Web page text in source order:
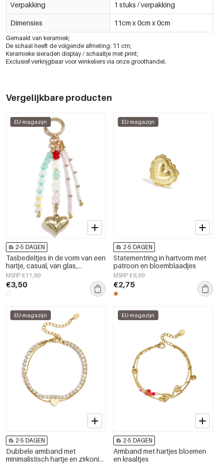
Verpakking 1 stuks / verpakking
Dimensies 11cm x 0cm x 0cm
Gemaakt van keramiek;
De schaal heeft de volgende afmeting: 11 cm;
Keramieke sieraden display / schaaltje met print;
Exclusief verkrijgbaar voor winkeliers via onze groothandel.
Vergelijkbare producten
EU-magazijn
2-5 DAGEN
Tasbedeltjes in de vorm van een
hartje, casual, van glas,
dagelijkse accessoires
MSRP €11,99
€3,50
EU-magazijn
2-5 DAGEN
Statementring in hartvorm met
patroon en bloemblaadjes
MSRP €8,99
€2,75
EU-magazijn
2-5 DAGEN
Dubbele armband met
minimalistisch hartje en zirkonia
EU-magazijn
2-5 DAGEN
Armband met hartjes bloemen
en kraaltjes